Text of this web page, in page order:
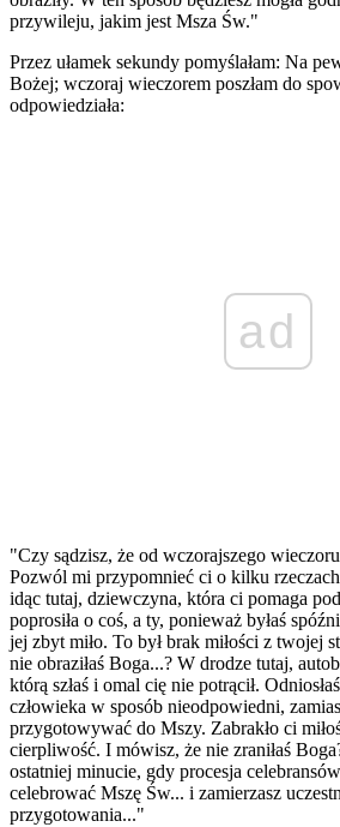
przywileju, jakim jest Msza Św."
Przez ułamek sekundy pomyślałam: Na
Bożej; wczoraj wieczorem poszłam do
odpowiedziała:
ad
"Czy sądzisz, że od wczorajszego
Pozwól mi przypomnieć ci o kilku
idąc tutaj, dziewczyna, która ci pomaga
poprosiła o coś, a ty, ponieważ byłaś
jej zbyt miło. To był brak miłości z twojej
nie obraziłaś Boga...? W drodze tutaj,
którą szłaś i omal cię nie potrącił.
człowieka w sposób nieodpowiedni,
przygotowywać do Mszy. Zabrakło ci
cierpliwość. I mówisz, że nie zraniłaś
ostatniej minucie, gdy procesja
celebrować Mszę Św... i zamierzasz
przygotowania..."